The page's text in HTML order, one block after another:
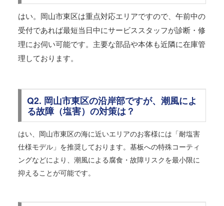
はい。岡山市東区は重点対応エリアですので、午前中の
受付であれば最短当日中にサービススタッフが診断・修
理にお伺い可能です。主要な部品や本体も近隣に在庫管
理しております。
Q2. 岡山市東区の沿岸部ですが、潮風によ
る故障（塩害）の対策は？
はい、岡山市東区の海に近いエリアのお客様には「耐塩害
仕様モデル」を推奨しております。基板への特殊コーティ
ングなどにより、潮風による腐食・故障リスクを最小限に
抑えることが可能です。